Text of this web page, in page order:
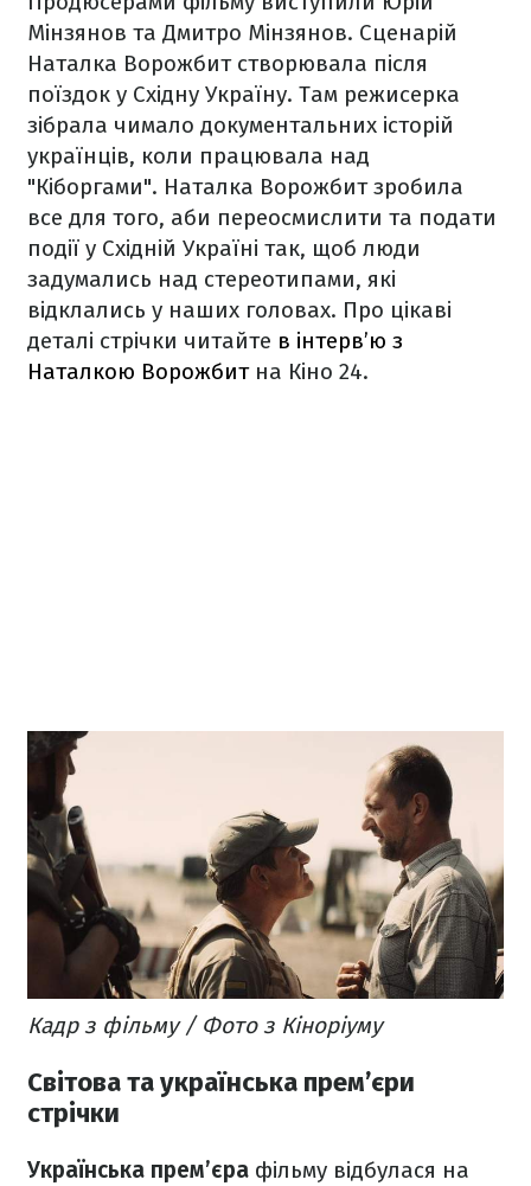
Мінзянов та Дмитро Мінзянов. Сценарій
Наталка Ворожбит створювала після
поїздок у Східну Україну. Там режисерка
зібрала чимало документальних історій
українців, коли працювала над
"Кіборгами". Наталка Ворожбит зробила
все для того, аби переосмислити та подати
події у Східній Україні так, щоб люди
задумались над стереотипами, які
відклались у наших головах. Про цікаві
деталі стрічки читайте в інтерв’ю з
Наталкою Ворожбитна Кіно 24.
Кадр з фільму / Фото з Кіноріуму
Світова та українська прем’єри
стрічки
Українська прем’єра фільму відбулася на